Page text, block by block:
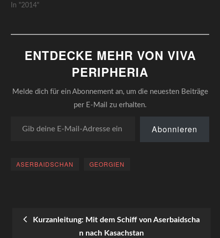
In "2014"
ENTDECKE MEHR VON VIVA
PERIPHERIA
Melde dich für ein Abonnement an, um die neuesten Beiträge
per E-Mail zu erhalten.
Abonnieren
ASERBAIDSCHAN GEORGIEN
Kurzanleitung: Mit dem Schiff von Aserbaidscha
n nach Kasachstan